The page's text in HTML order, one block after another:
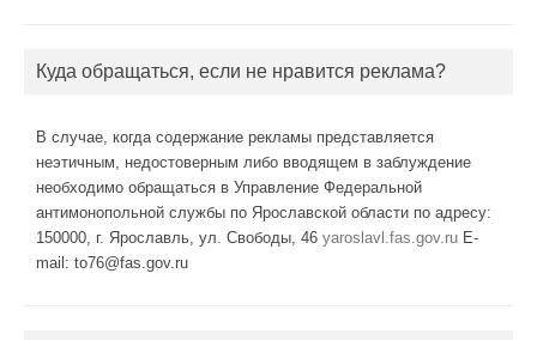
Куда обращаться, если не нравится реклама?
В случае, когда содержание рекламы представляется
неэтичным, недостоверным либо вводящем в заблуждение
необходимо обращаться в Управление Федеральной
антимонопольной службы по Ярославской области по адресу:
150000, г. Ярославль, ул. Свободы, 46 yaroslavl.fas.gov.ru E-
mail: to76@fas.gov.ru